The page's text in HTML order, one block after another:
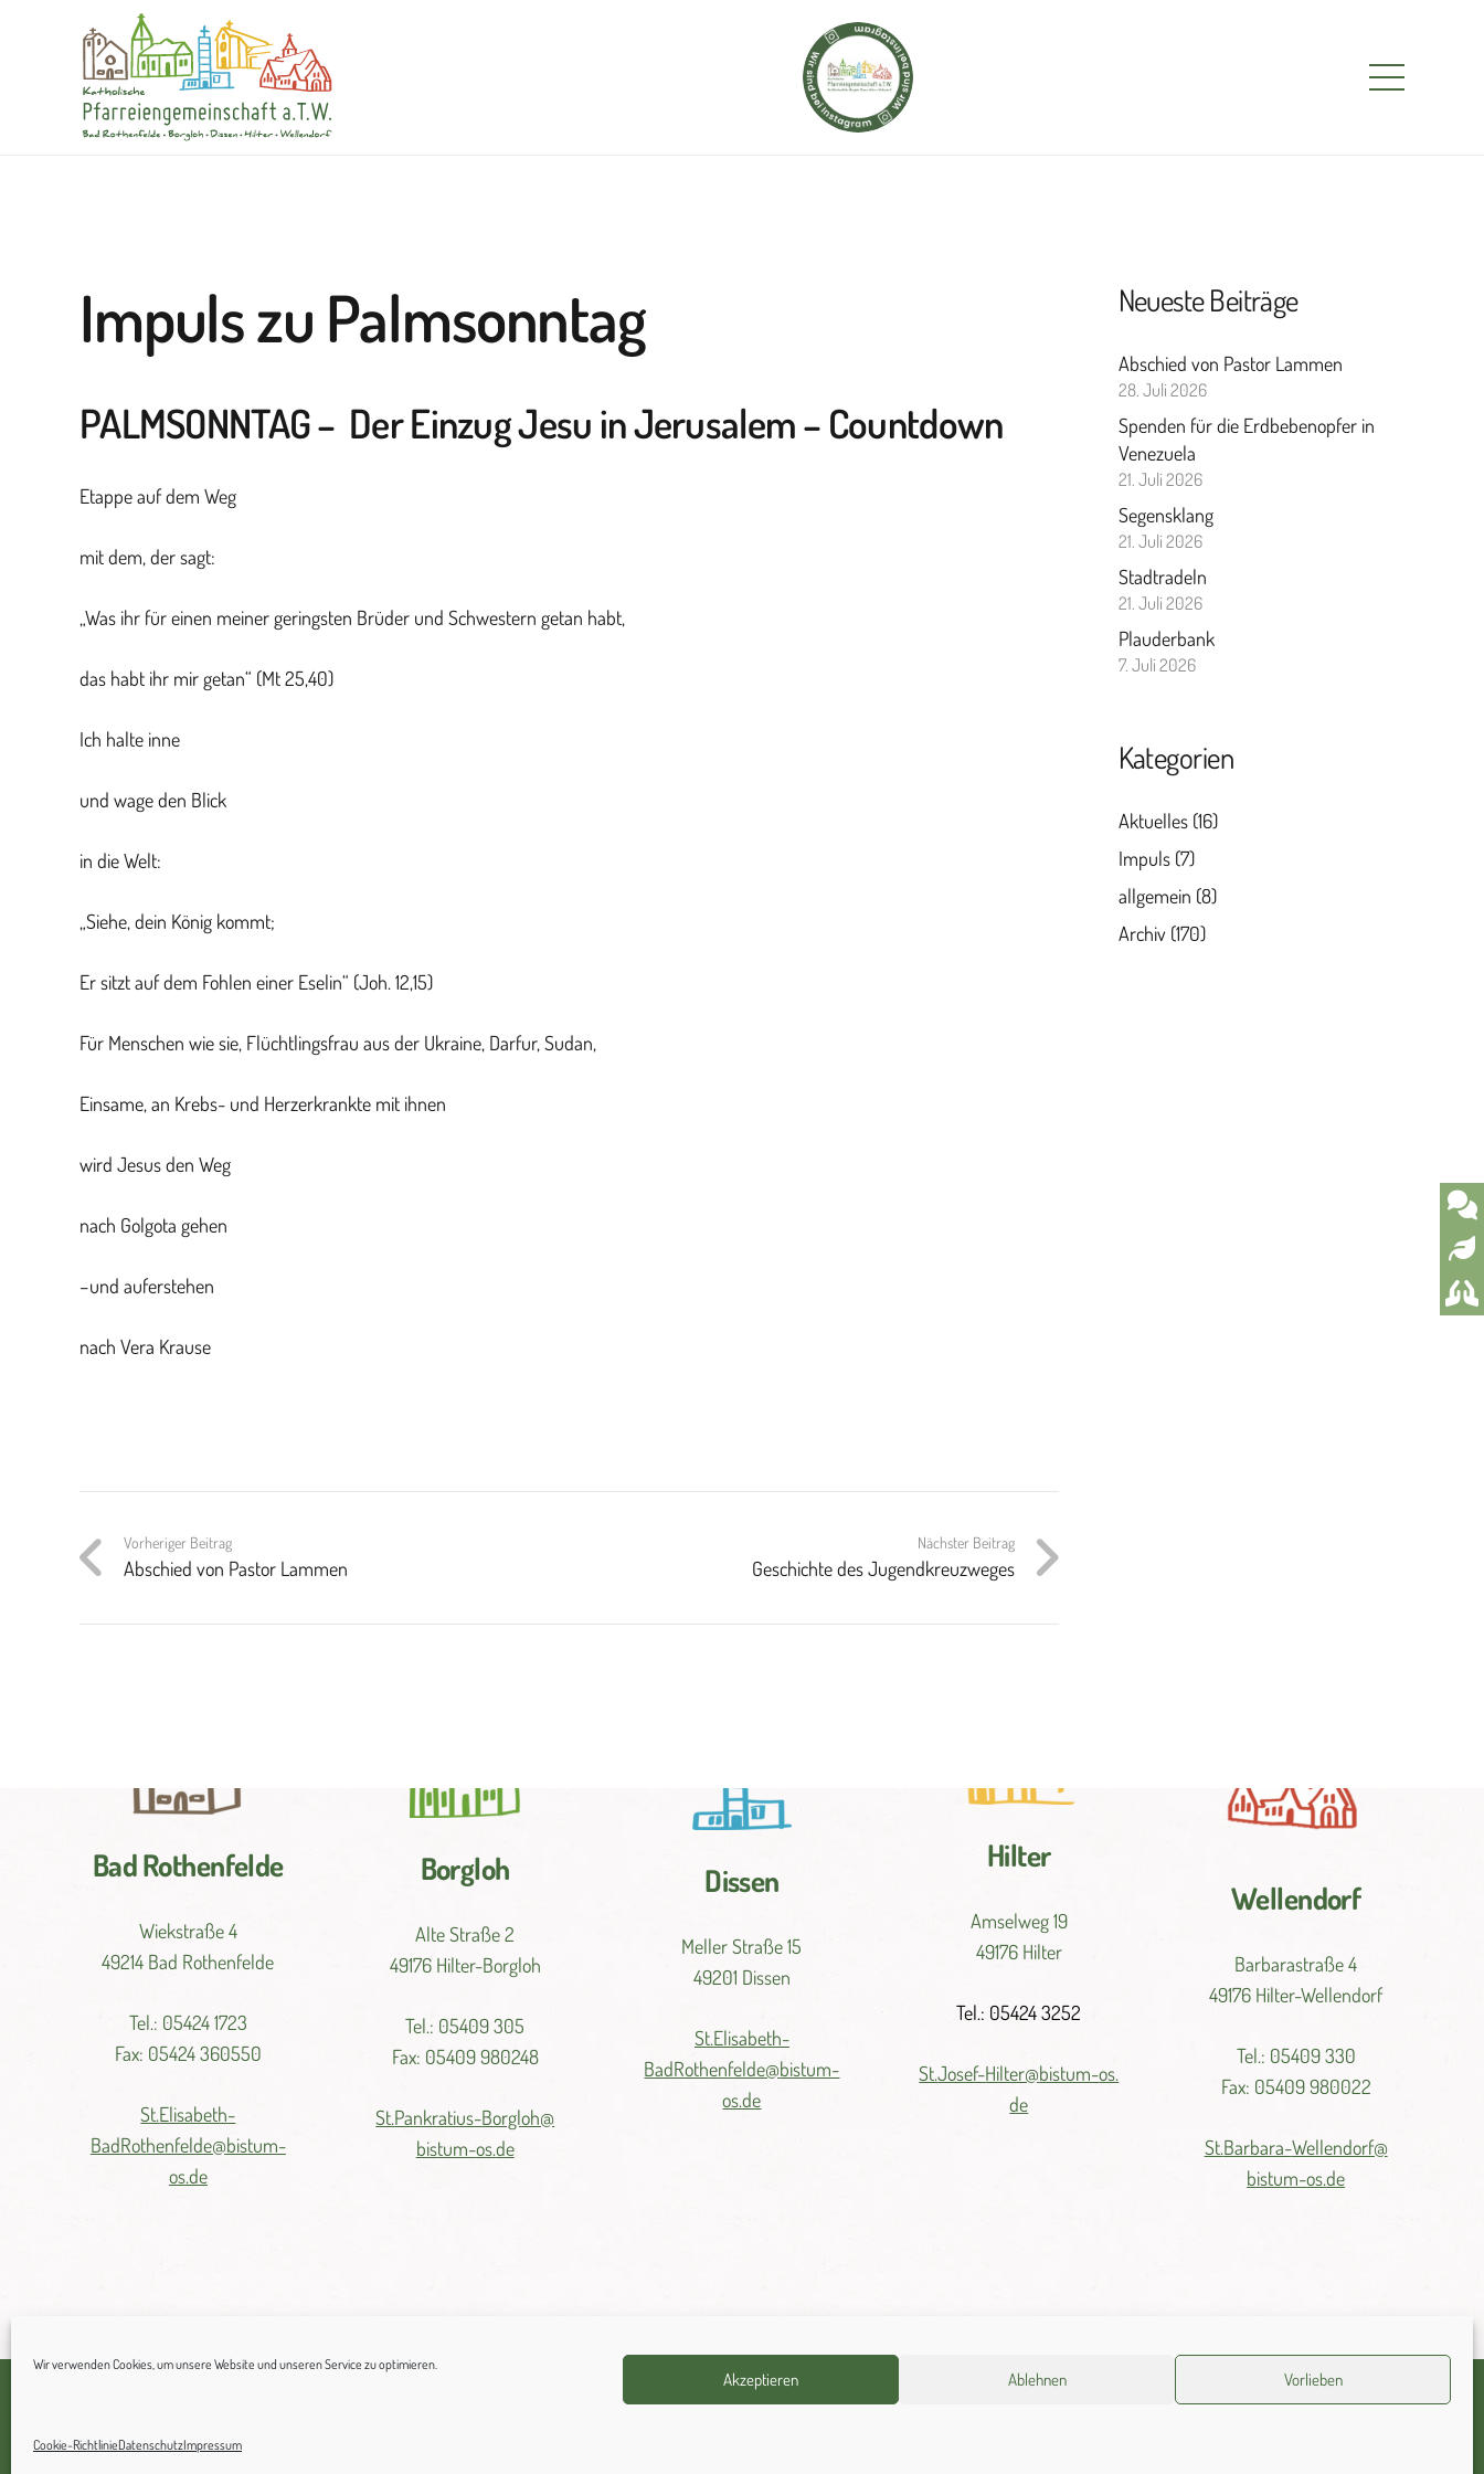
Wir verwenden Cookies, um unsere Website und unseren Service zu optimieren.
Akzeptieren Ablehnen Vorlieben
Cookie-RichtlinieDatenschutzImpressum
Impuls zu Palmsonntag
PALMSONNTAG– DerEinzug Jesu in Jerusalem– Countdown
Etappe auf dem Weg
mit dem, der sagt:
„Was ihr für einen meiner geringsten Brüder und Schwestern getan habt,
das habt ihr mir getan“ (Mt25,40)
Ich halte inne
und wage den Blick
in die Welt:
„Siehe, dein König kommt;
Er sitzt auf dem Fohlen einer Eselin“ (Joh. 12,15)
Für Menschen wie sie, Flüchtlingsfrau ausder Ukraine, Darfur, Sudan,
Einsame, an Krebs- und Herzerkrankte mit ihnen
wird Jesus den Weg
nach Golgota gehen
–und auferstehen
nach Vera Krause
Vorheriger Beitrag
Abschied von Pastor Lammen
Nächster Beitrag
Geschichte des Jugendkreuzweges
Neueste Beiträge
Abschied von Pastor Lammen
28. Juli 2026
Spenden für die Erdbebenopfer in
Venezuela
21. Juli 2026
Segensklang
21. Juli 2026
Stadtradeln
21. Juli 2026
Plauderbank
7. Juli 2026
Kategorien
Aktuelles(16)
Impuls(7)
allgemein (8)
Archiv(170)
Bad Rothenfelde
Wiekstraße 4
49214 Bad Rothenfelde
Tel.: 05424 1723
Fax: 05424 360550
St.Elisabeth-
BadRothenfelde@bistum-
os.de
Borgloh
Alte Straße 2
49176 Hilter-Borgloh
Tel.: 05409 305
Fax: 05409 980248
St.Pankratius-Borgloh@
bistum-os.de
Dissen
Meller Straße 15
49201 Dissen
St.Elisabeth-
BadRothenfelde@bistum-
os.de
Hilter
Amselweg 19
49176 Hilter
Tel.: 05424 3252
St.Josef-Hilter@bistum-os.
de
Wellendorf
Barbarastraße 4
49176 Hilter-Wellendorf
Tel.: 05409 330
Fax: 05409 980022
St.Barbara-Wellendorf@
bistum-os.de